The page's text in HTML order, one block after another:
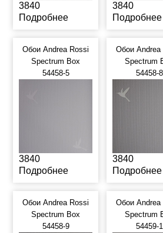
3840
Подробнее
3840
Подробнее
Обои Andrea Rossi
Spectrum Box
54458-5
3840
Подробнее
Обои Andrea
Spectrum
54458-8
3840
Подробнее
Обои Andrea Rossi
Spectrum Box
54458-9
Обои Andrea
Spectrum
54459-1